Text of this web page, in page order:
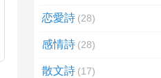
恋愛詩 28
感情詩 28
散文詩 17